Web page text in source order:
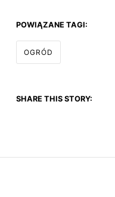
POWIĄZANE TAGI:
OGRÓD
SHARE THIS STORY: